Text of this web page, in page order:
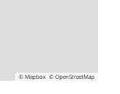
© Mapbox © OpenStreetMap